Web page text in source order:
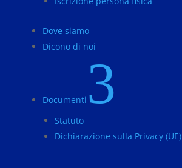
Dove siamo
Dicono di noi
Documenti 3
Statuto
Dichiarazione sulla Privacy (UE)